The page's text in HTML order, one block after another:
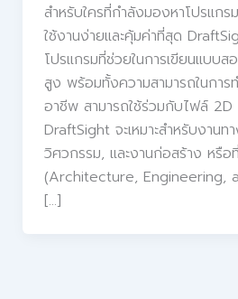
สำหรับใครที่กำลังมองหาโปรแก
ใช้งานง่ายและคุ้มค่าที่สุด
โปรแกรมที่ช่วยในการเขียนแบบ
สูง พร้อมทั้งความสามารถในการ
อาชีพ สามารถใช้ร่วมกับไฟล์
DraftSight จะเหมาะสำหรับงาน
วิศวกรรม, และงานก่อสร้าง หรือ
(Architecture, Engineering,
[...]